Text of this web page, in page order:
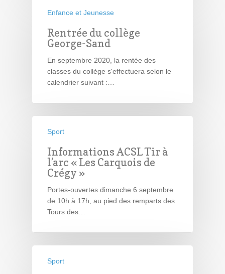
Enfance et Jeunesse
Rentrée du collège
George-Sand
En septembre 2020, la rentée des
classes du collège s'effectuera selon le
calendrier suivant :…
Sport
Informations ACSL Tir à
l’arc « Les Carquois de
Crégy »
Portes-ouvertes dimanche 6 septembre
de 10h à 17h, au pied des remparts des
Tours des…
Sport